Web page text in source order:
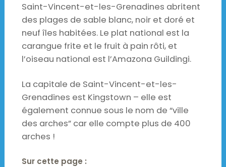
Saint-Vincent-et-les-Grenadines abritent
des plages de sable blanc, noir et doré et
neuf îles habitées. Le plat national est la
carangue frite et le fruit à pain rôti, et
l’oiseau national est l’Amazona Guildingi.
La capitale de Saint-Vincent-et-les-
Grenadines est Kingstown – elle est
également connue sous le nom de “ville
des arches” car elle compte plus de 400
arches !
Sur cette page :